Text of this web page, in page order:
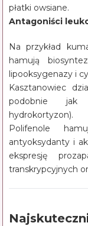
płatki owsiane.
Antagoniści
Na przykład
hamują
lipooksygenazy i
Kasztanowiec
podobnie jak
hydrokortyzon).
Polifenole
antyoksydanty i
ekspresję
transkrypcyjnych